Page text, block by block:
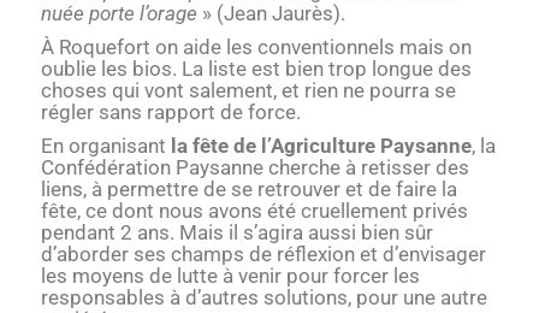
nuée porte l’orage » (Jean Jaurès).
À Roquefort on aide les conventionnels mais on
oublie les bios. La liste est bien trop longue des
choses qui vont salement, et rien ne pourra se
régler sans rapport de force.
En organisant la fête de l’Agriculture Paysanne, la
Confédération Paysanne cherche à retisser des
liens, à permettre de se retrouver et de faire la
fête, ce dont nous avons été cruellement privés
pendant 2 ans. Mais il s’agira aussi bien sûr
d’aborder ses champs de réflexion et d’envisager
les moyens de lutte à venir pour forcer les
responsables à d’autres solutions, pour une autre